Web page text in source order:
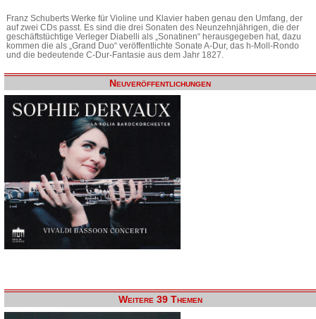
Franz Schuberts Werke für Violine und Klavier haben genau den Umfang, der
auf zwei CDs passt. Es sind die drei Sonaten des Neunzehnjährigen, die der
geschäftstüchtige Verleger Diabelli als „Sonatinen“ herausgegeben hat, dazu
kommen die als „Grand Duo“ veröffentlichte Sonate A-Dur, das h-Moll-Rondo
und die bedeutende C-Dur-Fantasie aus dem Jahr 1827.
Neuveröffentlichungen
Weitere 39 Themen